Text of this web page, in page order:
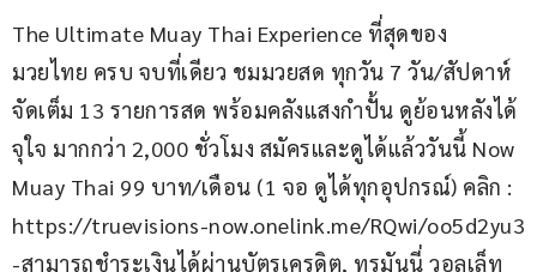
The Ultimate Muay Thai Experience ที่สุดของ
มวยไทย ครบ จบที่เดียว ชมมวยสด ทุกวัน 7 วัน/สัปดาห์
จัดเต็ม 13 รายการสด พร้อมคลังแสงกำปั้น ดูย้อนหลังได้
จุใจ มากกว่า 2,000 ชั่วโมง สมัครและดูได้แล้ววันนี้ Now
Muay Thai 99 บาท/เดือน (1 จอ ดูได้ทุกอุปกรณ์) คลิก :
https://truevisions-now.onelink.me/RQwi/oo5d2yu3
-สามารถชำระเงินได้ผ่านบัตรเครดิต, ทรูมันนี่ วอลเล็ท